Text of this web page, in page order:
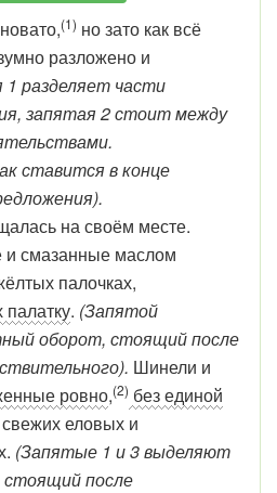
(1) но зато как всё
разложено и
разделяет части
запятая 2 стоит между
ставится в конце
на своём месте.
смазанные маслом
палочках,
. (Запятой
оборот, стоящий после
Шинели и
ровно,(2) без единой
еловых и
(Запятые 1 и 3 выделяют
после